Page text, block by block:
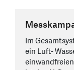
Im
ein Luft-